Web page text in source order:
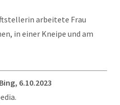
arbeitete Frau
in einer Kneipe und am
6.10.2023